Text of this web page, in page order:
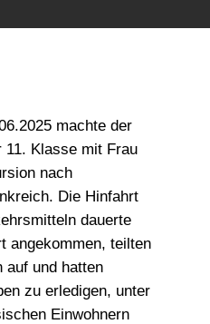
machte der
Klasse mit Frau
nach
Die Hinfahrt
dauerte
angekommen, teilten
auf und hatten
zu erledigen, unter
Einwohnern